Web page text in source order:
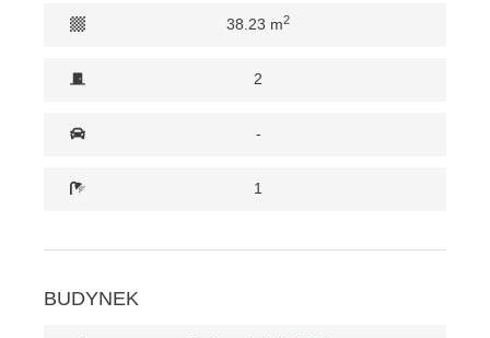
38.23 m2
2
-
1
BUDYNEK